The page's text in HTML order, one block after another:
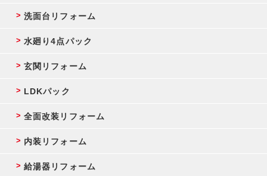
洗面台リフォーム
水廻り4点パック
玄関リフォーム
LDKパック
全面改装リフォーム
内装リフォーム
給湯器リフォーム